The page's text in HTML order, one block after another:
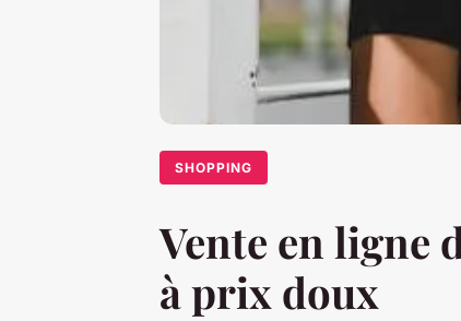
SHOPPING
Vente en ligne
à prix doux